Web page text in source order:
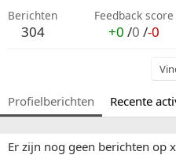
Berichten
304
Feedback score
+0 /0 /-0
Profielberichten Recente
Er zijn nog geen berichten op